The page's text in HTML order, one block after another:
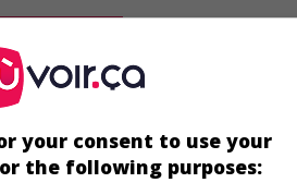
,Rocco Papaleo. Les mésaventures d'un
doté de la parole, sculpté par le pauvre
toscan qui voit en lui le fils qu'il n'a jamais
your consent to use your
the following purposes: